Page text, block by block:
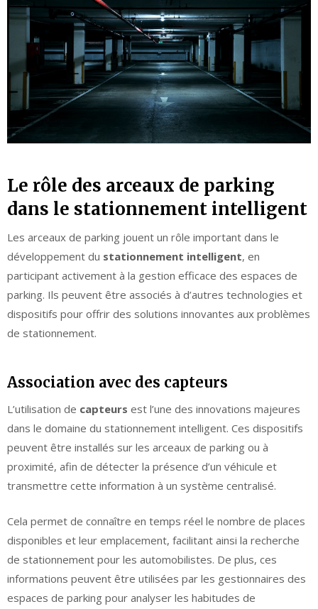
Le rôle des arceaux de parking
dans le stationnement intelligent
Les arceaux de parking jouent un rôle important dans le
développement du stationnement intelligent, en
participant activement à la gestion efficace des espaces de
parking. Ils peuvent être associés à d’autres technologies et
dispositifs pour offrir des solutions innovantes aux problèmes
de stationnement.
Association avec des capteurs
L’utilisation de capteurs est l’une des innovations majeures
dans le domaine du stationnement intelligent. Ces dispositifs
peuvent être installés sur les arceaux de parking ou à
proximité, afin de détecter la présence d’un véhicule et
transmettre cette information à un système centralisé.
Cela permet de connaître en temps réel le nombre de places
disponibles et leur emplacement, facilitant ainsi la recherche
de stationnement pour les automobilistes. De plus, ces
informations peuvent être utilisées par les gestionnaires des
espaces de parking pour analyser les habitudes de